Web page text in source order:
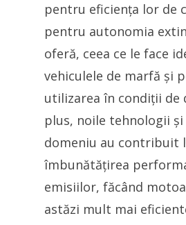
pentru eficiența lor de
pentru autonomia
oferă, ceea ce le face
vehiculele de marfă și
utilizarea în condiții de
plus, noile tehnologii
domeniu au contribuit
îmbunătățirea
emisiilor, făcând
astăzi mult mai